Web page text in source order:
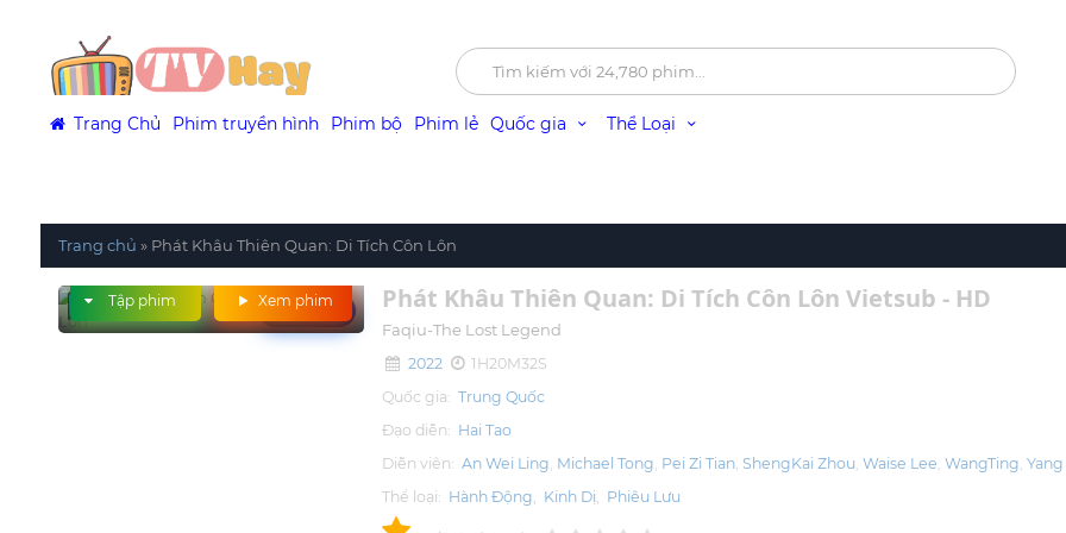
Trang Chủ Phim truyền hình Phim bộ Phim lẻ Quốc gia Thể Loại
Trang chủ » Phát Khâu Thiên Quan: Di Tích Côn Lôn
Trailer
Xem phim
Tập phim Phát Khâu Thiên Quan: Di Tích Côn Lôn Vietsub - HD
Faqiu-The Lost Legend
2022
1H20M32S
Quốc gia: Trung Quốc
Đạo diễn: Hai Tao
Diễn viên: An Wei Ling Michael Tong Pei Zi Tian ShengKai Zhou Waise Lee WangTing
Thể loại: Hành Động, Kinh Dị, Phiêu Lưu